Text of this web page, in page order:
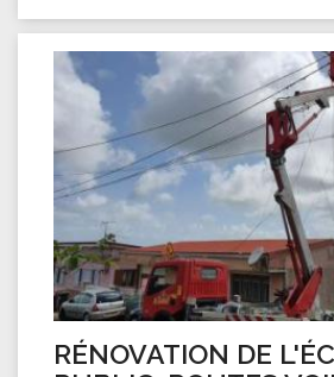
RÉNOVATION DE